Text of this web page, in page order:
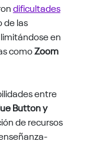
dificultades
de las
en
comoZoom
entre
Button y
de recursos